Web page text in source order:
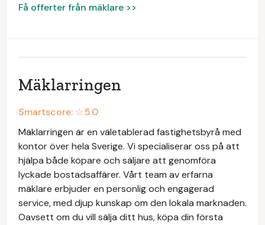
Få offerter från mäklare >>
Mäklarringen
Smartscore: ☆5.0
Mäklarringen är en väletablerad fastighetsbyrå med
kontor över hela Sverige. Vi specialiserar oss på att
hjälpa både köpare och säljare att genomföra
lyckade bostadsaffärer. Vårt team av erfarna
mäklare erbjuder en personlig och engagerad
service, med djup kunskap om den lokala marknaden.
Oavsett om du vill sälja ditt hus, köpa din första